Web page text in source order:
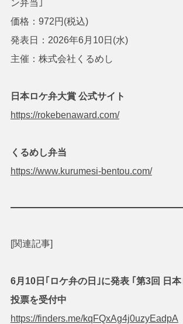
ン弁当｣
価格：972円(税込)
発表日：2026年6月10日(水)
主催：株式会社くるめし
日本ロケ弁大賞 公式サイト
https://rokebenaward.com/
くるめし弁当
https://www.kurumesi-bentou.com/
[関連記事]
6月10日｢ロケ弁の日｣に発表 ｢第3回 日
投票を受付中
https://finders.me/kqFQxAg4j0uzyEadpA